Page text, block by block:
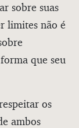
sobre suas
limites não é
que seu
os
ambos